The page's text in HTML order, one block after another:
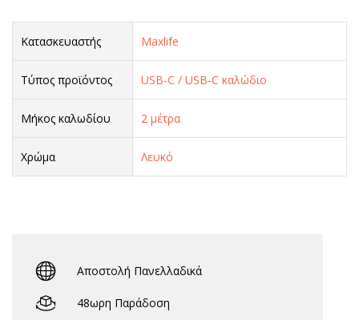
Κατασκευαστής Maxlife
Τύπος προϊόντος USB-C / USB-C καλώδιο
Μήκος καλωδίου 2 μέτρα
Χρώμα Λευκό
Αποστολή Πανελλαδικά
48ωρη Παράδοση